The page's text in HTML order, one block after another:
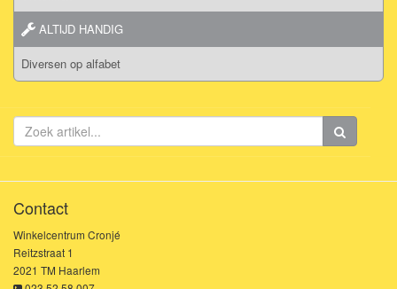
ALTIJD HANDIG
Diversen op alfabet
Contact
Winkelcentrum Cronjé
Reitzstraat 1
2021 TM Haarlem